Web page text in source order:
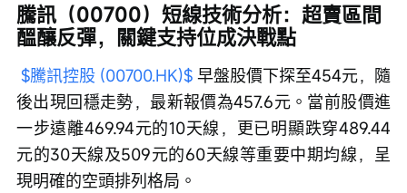
騰訊（00700）短線技術分析：超賣區間
醞釀反彈，關鍵支持位成決戰點
$騰訊控股 (00700.HK)$ 早盤股價下探至454元，隨
後出現回穩走勢，最新報價為457.6元。當前股價進
一步遠離469.94元的10天線，更已明顯跌穿489.44
元的30天線及509元的60天線等重要中期均線，呈
現明確的空頭排列格局。